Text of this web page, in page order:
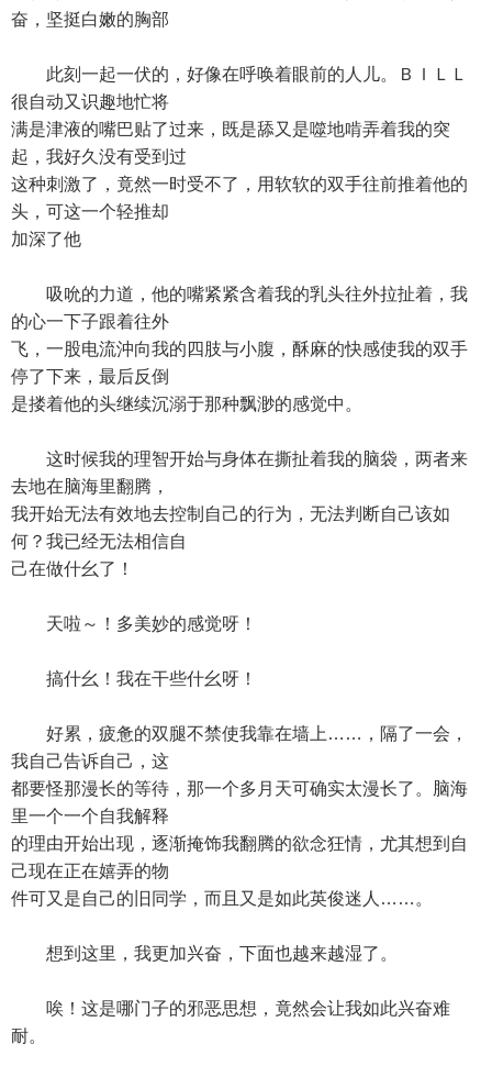
奋，坚挺白嫩的胸部
此刻一起一伏的，好像在呼唤着眼前的人儿。ＢＩＬＬ
很自动又识趣地忙将
满是津液的嘴巴贴了过来，既是舔又是噬地啃弄着我的突
起，我好久没有受到过
这种刺激了，竟然一时受不了，用软软的双手往前推着他的
头，可这一个轻推却
加深了他
吸吮的力道，他的嘴紧紧含着我的乳头往外拉扯着，我
的心一下子跟着往外
飞，一股电流沖向我的四肢与小腹，酥麻的快感使我的双手
停了下来，最后反倒
是搂着他的头继续沉溺于那种飘渺的感觉中。
这时候我的理智开始与身体在撕扯着我的脑袋，两者来
去地在脑海里翻腾，
我开始无法有效地去控制自己的行为，无法判断自己该如
何？我已经无法相信自
己在做什幺了！
天啦～！多美妙的感觉呀！
搞什幺！我在干些什幺呀！
好累，疲惫的双腿不禁使我靠在墙上……，隔了一会，
我自己告诉自己，这
都要怪那漫长的等待，那一个多月天可确实太漫长了。脑海
里一个一个自我解释
的理由开始出现，逐渐掩饰我翻腾的欲念狂情，尤其想到自
己现在正在嬉弄的物
件可又是自己的旧同学，而且又是如此英俊迷人……。
想到这里，我更加兴奋，下面也越来越湿了。
唉！这是哪门子的邪恶思想，竟然会让我如此兴奋难
耐。